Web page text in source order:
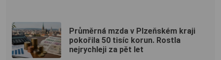
Průměrná mzda v Plzeňském kraji
pokořila 50 tisíc korun. Rostla
nejrychleji za pět let